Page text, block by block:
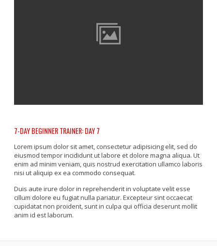
7-DAY BEGINNER TRAINER: DAY 7
Lorem ipsum dolor sit amet, consectetur adipisicing elit, sed do
eiusmod tempor incididunt ut labore et dolore magna aliqua. Ut
enim ad minim veniam, quis nostrud exercitation ullamco laboris
nisi ut aliquip ex ea commodo consequat.
Duis aute irure dolor in reprehenderit in voluptate velit esse
cillum dolore eu fugiat nulla pariatur. Excepteur sint occaecat
cupidatat non proident, sunt in culpa qui officia deserunt mollit
anim id est laborum.